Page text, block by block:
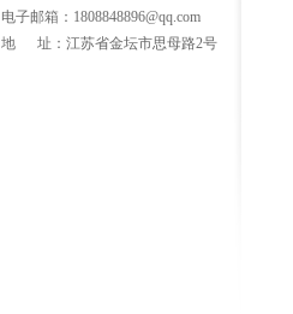
电子邮箱：1808848896@qq.com
地 址：江苏省金坛市思母路2号